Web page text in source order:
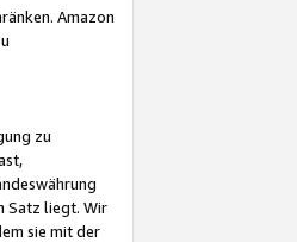
Amazon
zu
Satz liegt. Wir
sie mit der